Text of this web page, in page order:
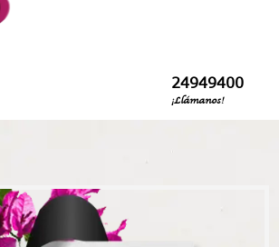
24949400
¡Llámanos!